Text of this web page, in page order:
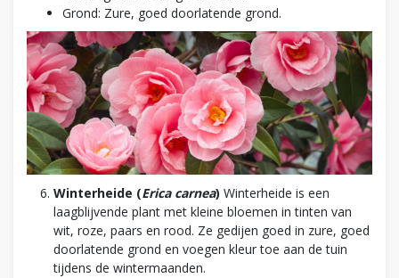
Grond: Zure, goed doorlatende grond.
Winterheide (Erica carnea) Winterheide is een
laagblijvende plant met kleine bloemen in tinten van
wit, roze, paars en rood. Ze gedijen goed in zure, goed
doorlatende grond en voegen kleur toe aan de tuin
tijdens de wintermaanden.